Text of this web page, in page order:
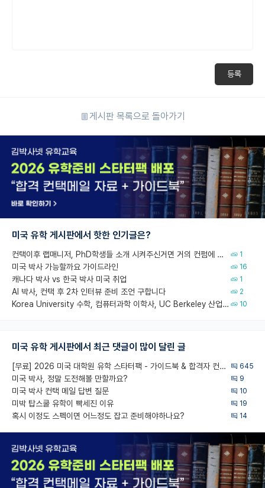
등록
게시판 목록으로 돌아가기
미국 유학 게시판에서 핫한 인기글은?
컨택이후 랩매니저, PhD학생들 소개 시켜주신거면 거의 컨펌에 가깝나요? 1
미국 박사 가능할까요 가이드라인 16
캐나다 박사 vs 한국 박사 미국 취업 1
AI 박사, 컨택 후 2차 인터뷰 준비 조언 구합니다 2
Korea University 수학, 컴퓨터과학 이학사, UC Berkeley 산업공학 대학원 공학박사가 되는 것은 쉽지 않겠죠? 10
미국 유학 게시판에서 최근 댓글이 많이 달린 글
[무료] 2026 미국 대학원 유학 스타터팩 - 가이드북 & 합격자 컨택메일 템플릿 645
미국 박사, 정말 도전해볼 만할까요? 9
미국 박사 컨택 메일 답변 질문 10
미박 탑스쿨 유학이 빡세진 이유 19
혹시 이정도 스펙이면 어느정도 잡고 준비해야하나요? 14